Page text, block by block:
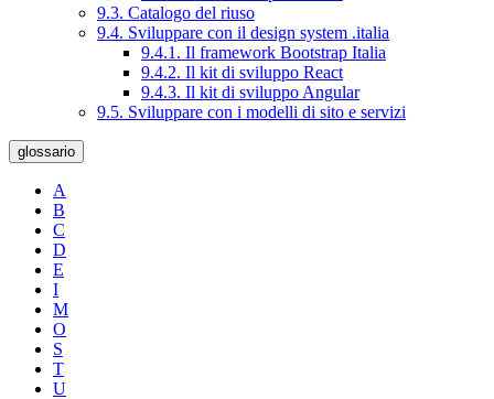
9.3. Catalogo del riuso
9.4. Sviluppare con il design system .italia
9.4.1. Il framework Bootstrap Italia
9.4.2. Il kit di sviluppo React
9.4.3. Il kit di sviluppo Angular
9.5. Sviluppare con i modelli di sito e servizi
glossario
A
B
C
D
E
I
M
O
S
T
U